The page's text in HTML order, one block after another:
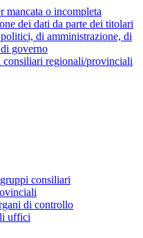
mancata o incompleta
dei dati da parte dei titolari
di amministrazione, di
governo
regionali/provinciali
consiliari
di controllo
uffici